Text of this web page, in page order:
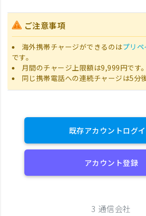
ご注意事項
海外携帯チャージができるのはプリ
です。
月間のチャージ上限額は9,999円です。
同じ携帯電話への連続チャージは5分
既存アカウントログ
アカウント登録
3 通信会社